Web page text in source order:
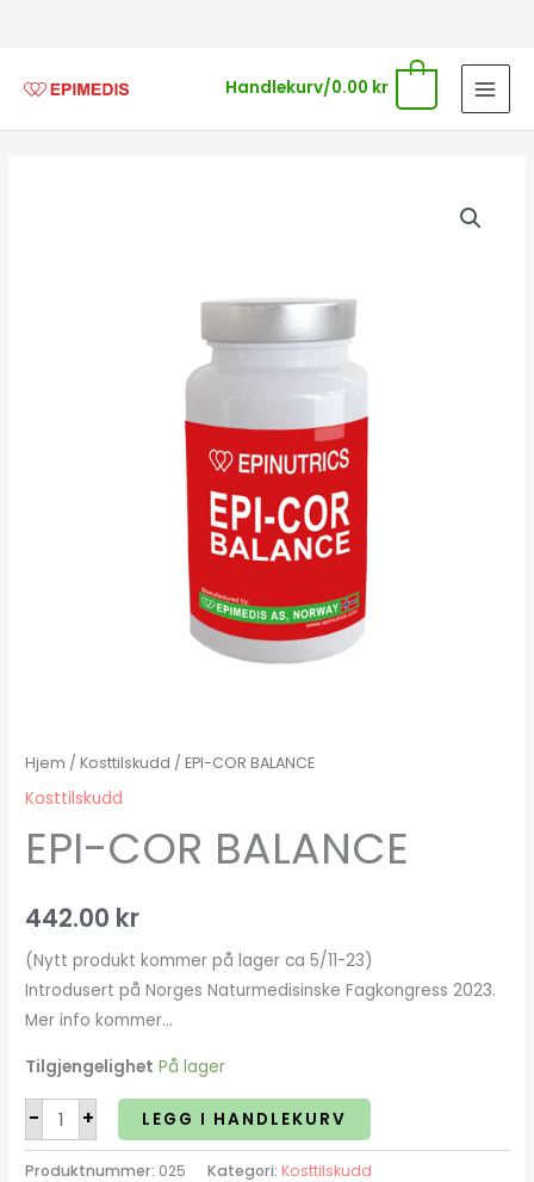
innholdet
Handlekurv/0.00 kr
Hjem /Kosttilskudd / EPI-COR BALANCE
Kosttilskudd
EPI-COR BALANCE
442.00 kr
(Nytt produkt kommer på lager ca 5/11-23)
Introdusert på Norges Naturmedisinske Fagkongress 2023.
Mer info kommer…
Tilgjengelighet På lager
- + LEGG I HANDLEKURV
Produktnummer: 025 Kategori: Kosttilskudd